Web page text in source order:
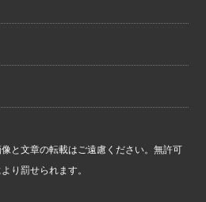
と文章の転載はご遠慮ください。無許可
り罰せられます。